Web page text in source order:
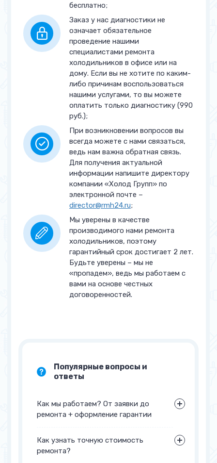
Замена ТЭНа оттайки
Устранение утечки в
запененной части
от 5 000 руб.
Замена уплотнителя двери
от 1 500 руб.
Регулировка дверей
Замена петель на двери от 2 000 руб.
бесплатно;
Заказ у нас диагностики не
означает обязательное
проведение нашими
специалистами ремонта
холодильников в офисе или на
дому. Если вы не хотите по каким-
либо причинам воспользоваться
нашими услугами, то вы можете
оплатить только диагностику (990
руб.);
При возникновении вопросов вы
всегда можете с нами связаться,
ведь нам важна обратная связь.
Для получения актуальной
информации напишите директору
компании «Холод Групп» по
электронной почте –
director@rmh24.ru;
Мы уверены в качестве
производимого нами ремонта
холодильников, поэтому
гарантийный срок достигает 2 лет.
Будьте уверены – мы не
«пропадем», ведь мы работаем с
вами на основе честных
договоренностей.
Популярные вопросы и
ответы
Как мы работаем? От заявки до
ремонта + оформление гарантии
Как узнать точную стоимость
ремонта?